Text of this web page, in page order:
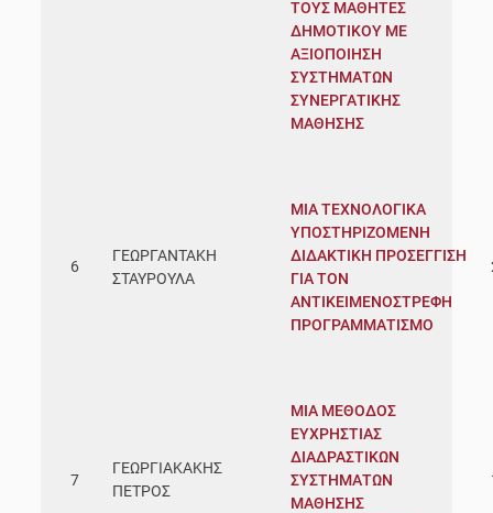
ΤΟΥΣ ΜΑΘΗΤΕΣ
ΔΗΜΟΤΙΚΟΥ ΜΕ
ΑΞΙΟΠΟΙΗΣΗ
ΣΥΣΤΗΜΑΤΩΝ
ΣΥΝΕΡΓΑΤΙΚΗΣ
ΜΑΘΗΣΗΣ
6
ΓΕΩΡΓΑΝΤΑΚΗ
ΣΤΑΥΡΟΥΛΑ
ΜΙΑ ΤΕΧΝΟΛΟΓΙΚΑ
ΥΠΟΣΤΗΡΙΖΟΜΕΝΗ
ΔΙΔΑΚΤΙΚΗ ΠΡΟΣΕΓΓΙΣΗ
ΓΙΑ ΤΟΝ
ΑΝΤΙΚΕΙΜΕΝΟΣΤΡΕΦΗ
ΠΡΟΓΡΑΜΜΑΤΙΣΜΟ
7
ΓΕΩΡΓΙΑΚΑΚΗΣ
ΠΕΤΡΟΣ
ΜΙΑ ΜΕΘΟΔΟΣ
ΕΥΧΡΗΣΤΙΑΣ
ΔΙΑΔΡΑΣΤΙΚΩΝ
ΣΥΣΤΗΜΑΤΩΝ
ΜΑΘΗΣΗΣ